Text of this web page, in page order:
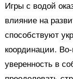
Игры с водой
влияние на
способствуют
координации.
уверенность в